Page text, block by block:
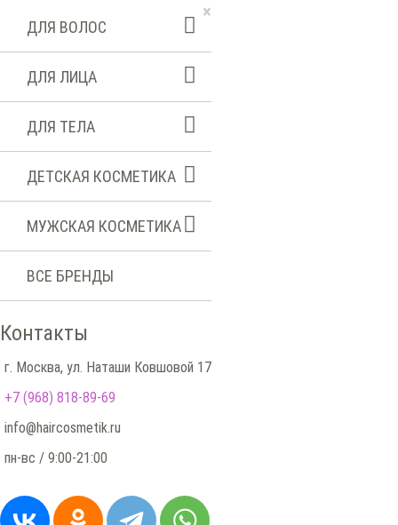
×
ДЛЯ ВОЛОС
ДЛЯ ЛИЦА
ДЛЯ ТЕЛА
ДЕТСКАЯ КОСМЕТИКА
МУЖСКАЯ КОСМЕТИКА
ВСЕ БРЕНДЫ
Контакты
г. Москва, ул. Наташи Ковшовой 17
+7 (968) 818-89-69
info@haircosmetik.ru
пн-вс / 9:00-21:00